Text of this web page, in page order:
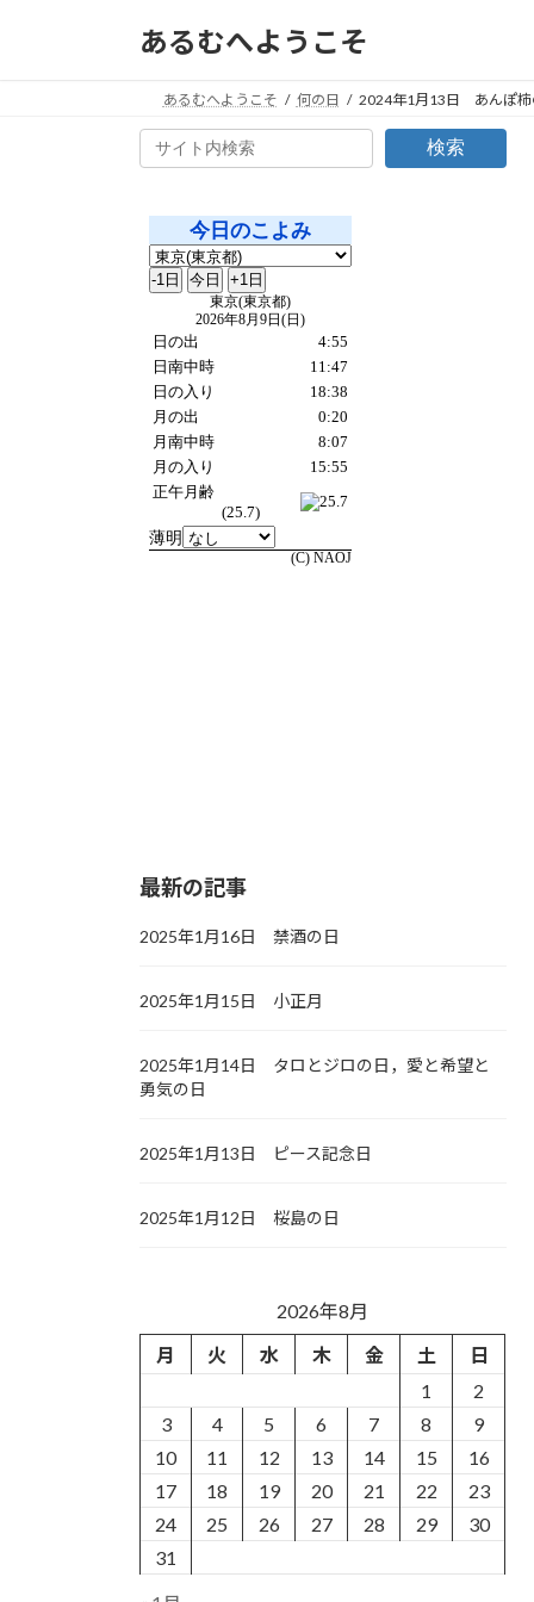
あるむへようこそ
あるむへようこそ 何の日 2024年1月13日 あんぽ柿
検索
最新の記事
2025年1月16日 禁酒の日
2025年1月15日 小正月
2025年1月14日 タロとジロの日，愛と希望と
勇気の日
2025年1月13日 ピース記念日
2025年1月12日 桜島の日
2026年8月
月
火 水 木 金 土
日
1
2
3
4 5 6 7 8
9
10
11 12 13 14 15
16
17
18 19 20 21 22
23
24
25 26 27 28 29
30
31